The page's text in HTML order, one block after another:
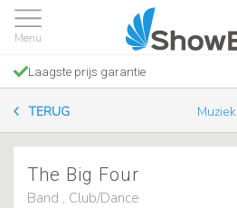
Laagste prijs garantie
TERUG Muziek
The Big Four
Band , Club/Dance